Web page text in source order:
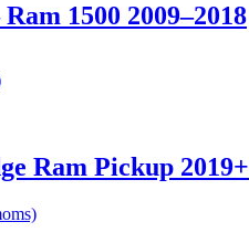
1500 2009–2018
Ram Pickup 2019+